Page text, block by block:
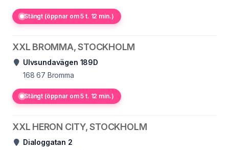
Stängt (öppnar om 5 t. 12 min.)
XXL BROMMA, STOCKHOLM
Ulvsundavägen 189D
168 67 Bromma
Stängt (öppnar om 5 t. 12 min.)
XXL HERON CITY, STOCKHOLM
Dialoggatan 2